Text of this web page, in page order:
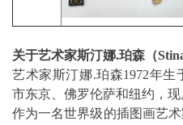
关于艺术家斯汀娜.珀森 （
艺术家斯汀娜.珀森1972年
市东京、佛罗伦萨和纽约，现
作为一名世界级的插图画艺